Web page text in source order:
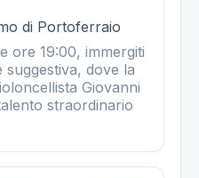
di Portoferraio
ore 19:00, immergiti
suggestiva, dove la
Giovanni
straordinario